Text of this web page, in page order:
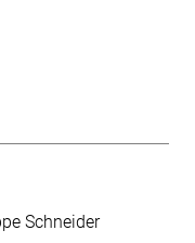
Schneider